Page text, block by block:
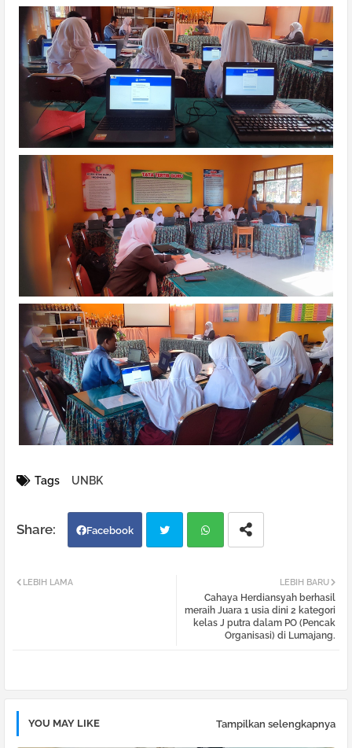
Tags UNBK
Facebook
atsa
LEBIH BARU
Cahaya Herdiansyah berhasil
meraih Juara 1 usia dini 2 kategori
kelas J putra dalam PO (Pencak
Organisasi) di Lumajang.
LEBIH LAMA
YOU MAY LIKE Tampilkan selengkapnya